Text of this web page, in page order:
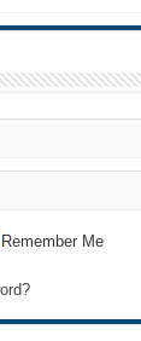
Remember Me